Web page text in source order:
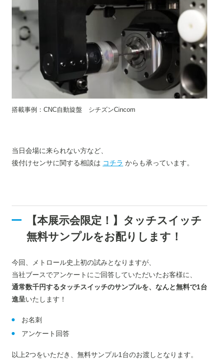
搭載事例：CNC自動旋盤 シチズンCincom
当日会場に来られない方など、
後付けセンサに関する相談は コチラ からも承っています。
【本展示会限定！】タッチスイッチ
無料サンプルをお配りします！
今回、メトロール史上初の試みとなりますが、
当社ブースでアンケートにご回答していただいたお客様に、
通常数千円するタッチスイッチのサンプルを、なんと無料で1台
進呈いたします！
お名刺
アンケート回答
以上2つをいただき、無料サンプル1台のお渡しとなります。